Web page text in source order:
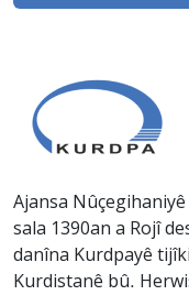
Ajansa
sala 1390an a Rojî
danîna Kurdpayê
Kurdistanê bû.